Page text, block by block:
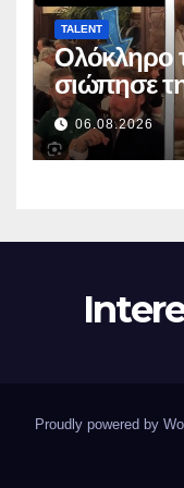
TALENT
Ολόκληρο
σιώπησε
στόμα της
06.08.2026
Proudly powered by